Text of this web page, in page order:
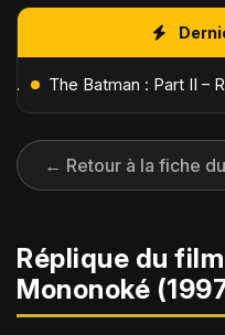
L'Âge de Glace : Le Réveil du Volcan – Manny, Sid et Diego de retour pour une aventure explosive
← Retour à la fiche
Réplique du
Mononoké